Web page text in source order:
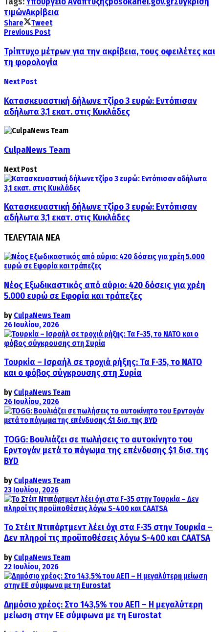
τιμώνΑκρίβεια
Share
Tweet
Previous Post
Τρίπτυχο μέτρων για την ακρίβεια, τους οφειλέτες και
τη φορολογία
Next Post
Κατασκευαστική δήλωνε τζίρο 3 ευρώ: Εντόπισαν
αδήλωτα 3,1 εκατ. στις Κυκλάδες
CulpaNews Team
Next Post
Κατασκευαστική δήλωνε τζίρο 3 ευρώ: Εντόπισαν
αδήλωτα 3,1 εκατ. στις Κυκλάδες
ΤΕΛΕΥΤΑΙΑ ΝΕΑ
Νέος Εξωδικαστικός από αύριο: 420 δόσεις για χρέη
5.000 ευρώ σε Εφορία και τράπεζες
by CulpaNews Team
26 Ιουλίου, 2026
Τουρκία – Ισραήλ σε τροχιά ρήξης: Τα F-35, το ΝΑΤΟ
και ο φόβος σύγκρουσης στη Συρία
by CulpaNews Team
26 Ιουλίου, 2026
TOGG: Βουλιάζει σε πωλήσεις το αυτοκίνητο του
Ερντογάν μετά το πάγωμα της επένδυσης $1 δισ. της
BYD
by CulpaNews Team
23 Ιουλίου, 2026
Το Στέιτ Ντιπάρτμεντ λέει όχι στα F-35 στην Τουρκία –
Δεν πληροί τις προϋποθέσεις λόγω S-400 και CAATSA
by CulpaNews Team
22 Ιουλίου, 2026
Δημόσιο χρέος: Στο 143,5% του ΑΕΠ – Η μεγαλύτερη
μείωση στην ΕΕ σύμφωνα με τη Eurostat